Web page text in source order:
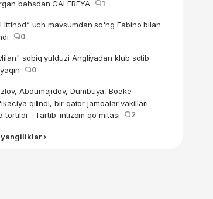
bahsdan GALEREYA
1
Ittihod” uch mavsumdan so'ng Fabino bilan
0
sobiq yulduzi Angliyadan klub sotib
0
Abdumajidov, Dumbuya, Boake
qilindi, bir qator jamoalar vakillari
tortildi - Tartib-intizom qo'mitasi
2
›